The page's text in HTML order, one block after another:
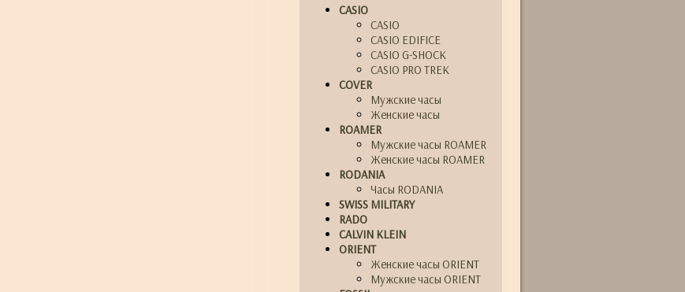
CASIO
CASIO
CASIO EDIFICE
CASIO G-SHOCK
CASIO PRO TREK
COVER
Мужские часы
Женские часы
ROAMER
Мужские часы ROAMER
Женские часы ROAMER
RODANIA
Часы RODANIA
SWISS MILITARY
RADO
CALVIN KLEIN
ORIENT
Женские часы ORIENT
Мужские часы ORIENT